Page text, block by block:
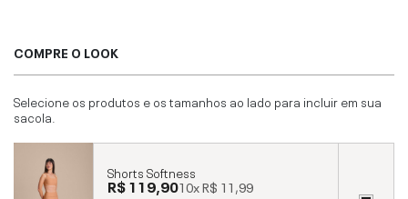
COMPRE O LOOK
Selecione os produtos e os tamanhos ao lado para incluir em sua
sacola.
Shorts Softness
R$ 119,9010xR$ 11,99